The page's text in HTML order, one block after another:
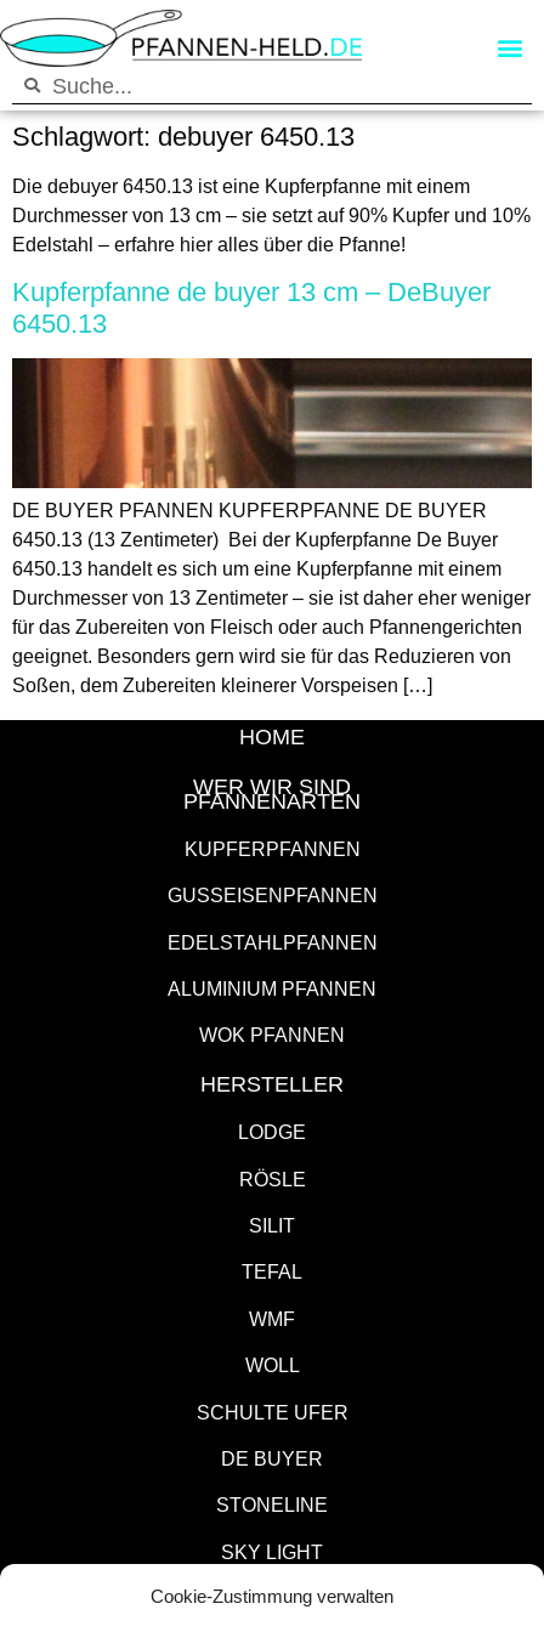
Cookie-Zustimmung verwalten
Schlagwort: debuyer 6450.13
Die debuyer 6450.13 ist eine Kupferpfanne mit einem
Durchmesser von 13 cm – sie setzt auf 90% Kupfer und 10%
Edelstahl – erfahre hier alles über die Pfanne!
Kupferpfanne de buyer 13 cm – DeBuyer
6450.13
DE BUYER PFANNEN KUPFERPFANNE DE BUYER
6450.13 (13 Zentimeter) Bei der Kupferpfanne De Buyer
6450.13 handelt es sich um eine Kupferpfanne mit einem
Durchmesser von 13 Zentimeter – sie ist daher eher weniger
für das Zubereiten von Fleisch oder auch Pfannengerichten
geeignet. Besonders gern wird sie für das Reduzieren von
Soßen, dem Zubereiten kleinerer Vorspeisen […]
HOME
WER WIR SIND
PFANNENARTEN
KUPFERPFANNEN
GUSSEISENPFANNEN
EDELSTAHLPFANNEN
ALUMINIUM PFANNEN
WOK PFANNEN
HERSTELLER
LODGE
RÖSLE
SILIT
TEFAL
WMF
WOLL
SCHULTE UFER
DE BUYER
STONELINE
SKY LIGHT
KITCHEN AID